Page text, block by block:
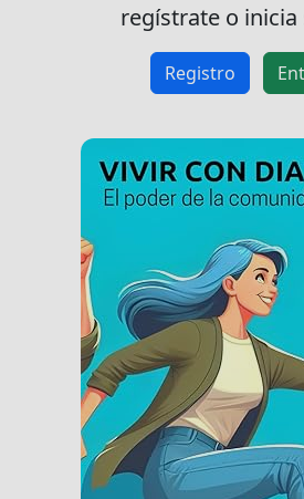
regístrate o inicia
Registro